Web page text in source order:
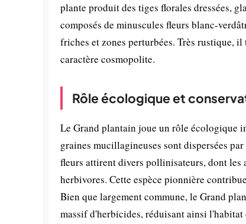
plante produit des tiges florales dressées,
composés de minuscules fleurs blanc-
friches et zones perturbées. Très rustique,
caractère cosmopolite.
Rôle écologique et
Le Grand plantain joue un rôle écologique
graines mucillagineuses sont dispersées
fleurs attirent divers pollinisateurs, dont les
herbivores. Cette espèce pionnière
Bien que largement commune, le Grand
massif d'herbicides, réduisant ainsi l'habitat